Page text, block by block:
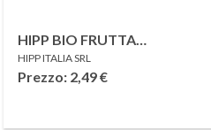
HIPP BIO FRUTTA
FRULLATA&LATTE DI COCCO
MELA BANANA CON LATTE DI
HIPP ITALIA SRL
Prezzo: 2,49€